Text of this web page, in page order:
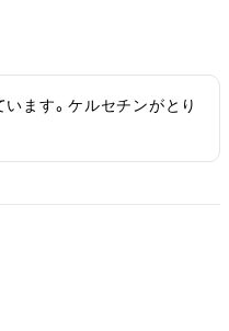
ます。ケルセチンがとり